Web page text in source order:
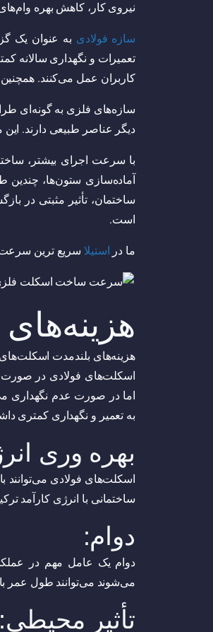
نیروی کار، کاهش بهره
سازه‌ فولادی به عنوان یک
تعمیرات و نگهداری سالانه
کاربران عمل می‌کنند.
سازه‌های فلزی به گونه‌ای
دیگر عناصر طبیعی دارند.
با سرعت اجرای بیشتر،
آماده‌سازی ستون‌ها، چندین
ساختمان، تأثیر مثبتی در
است.
ما در استیلا سریع ترین سرعت
هزینه‌های بلندمدت اسکلت‌های
اسکلت‌های فولادی در صورت
اما در صورت عدم نگهداری
به تعمیر و نگهداری کمتری
بهره وری
اسکلت‌های فولادی می‌توانند
ساختمانی با انرژی کارآمد
دوام:
دوام یک عامل مهم در
می‌شوند می‌توانند طول عمر
تأثیر محیطی: